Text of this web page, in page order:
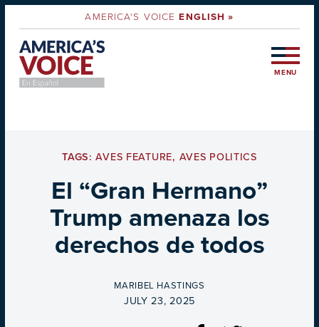
AMERICA'S VOICEENGLISH »
MENU
TAGS:AVES FEATURE, AVES POLITICS
El “Gran Hermano”
Trump amenaza los
derechos de todos
BY
MARIBEL HASTINGS
ON
JULY 23, 2025